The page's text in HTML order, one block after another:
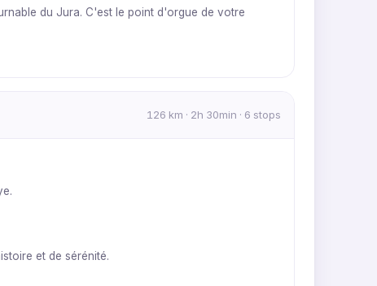
du Jura. C'est le point d'orgue de votre
126 km · 2h 30min · 6 stops
et de sérénité.